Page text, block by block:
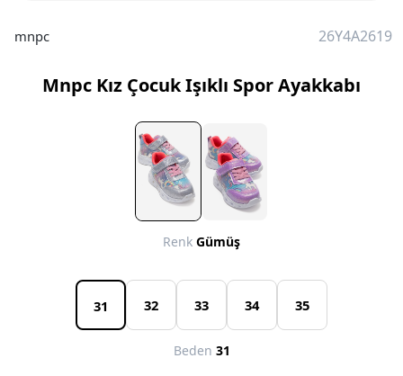
mnpc 26Y4A2619
Mnpc Kız Çocuk Işıklı Spor Ayakkabı
Renk Gümüş
31 32 33 34 35
Beden 31